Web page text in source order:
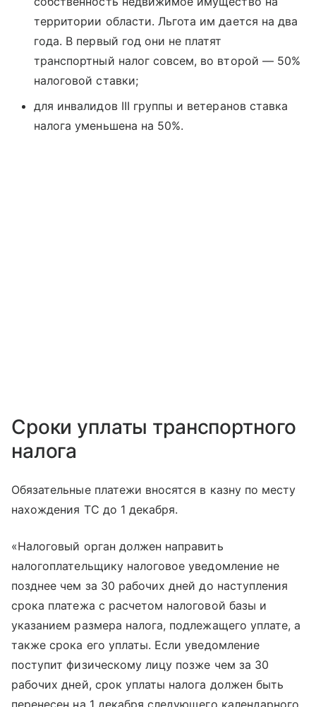
территории области. Льгота им дается на два
года. В первый год они не платят
транспортный налог совсем, во второй — 50%
налоговой ставки;
для инвалидов III группы и ветеранов ставка
налога уменьшена на 50%.
Сроки уплаты транспортного
налога
Обязательные платежи вносятся в казну по месту
нахождения ТС до 1 декабря.
«Налоговый орган должен направить
налогоплательщику налоговое уведомление не
позднее чем за 30 рабочих дней до наступления
срока платежа с расчетом налоговой базы и
указанием размера налога, подлежащего уплате, а
также срока его уплаты. Если уведомление
поступит физическому лицу позже чем за 30
рабочих дней, срок уплаты налога должен быть